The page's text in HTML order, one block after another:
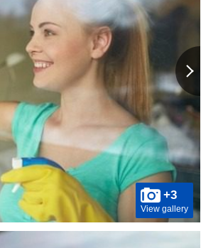
+3
View gallery